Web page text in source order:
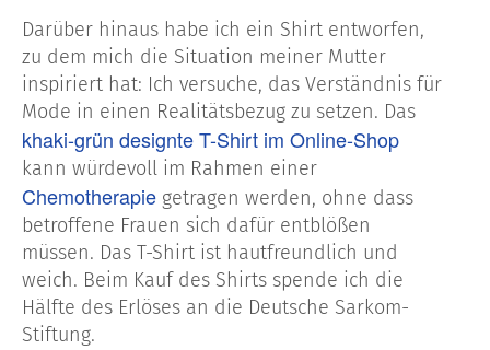
Darüber hinaus habe ich ein Shirt entworfen,
zu dem mich die Situation meiner Mutter
inspiriert hat: Ich versuche, das Verständnis für
Mode in einen Realitätsbezug zu setzen. Das
khaki-grün designte T-Shirt im Online-Shop
kann würdevoll im Rahmen einer
Chemotherapie getragen werden, ohne dass
betroffene Frauen sich dafür entblößen
müssen. Das T-Shirt ist hautfreundlich und
weich. Beim Kauf des Shirts spende ich die
Hälfte des Erlöses an die Deutsche Sarkom-
Stiftung.